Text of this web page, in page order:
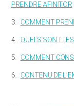
PRENDRE AFINITOR
3. COMMENT
4. QUELS SONT
5. COMMENT
6. CONTENU DE